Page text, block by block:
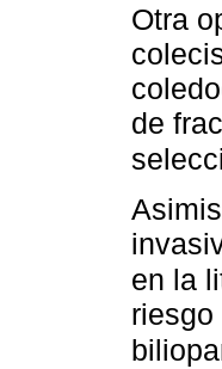
Otra
de
en la